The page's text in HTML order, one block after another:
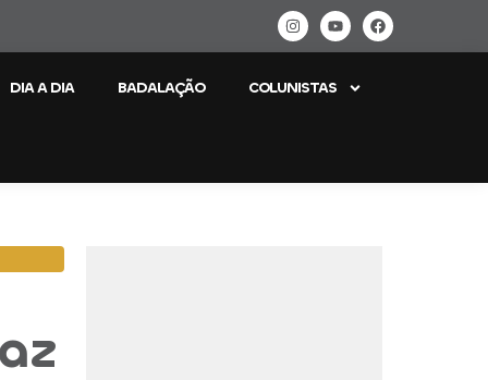
DIA A DIA BADALAÇÃO COLUNISTAS